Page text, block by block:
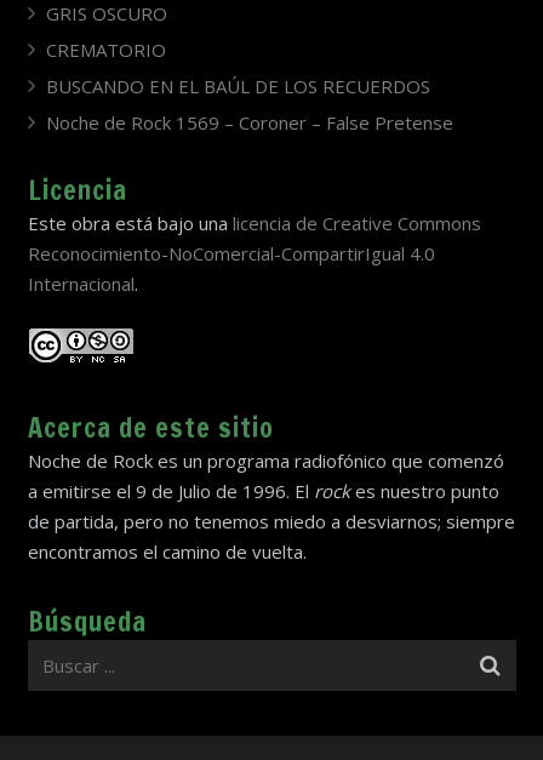
GRIS OSCURO
CREMATORIO
BUSCANDO EN EL BAÚL DE LOS RECUERDOS
Noche de Rock 1569 – Coroner – False Pretense
Licencia
Este obra está bajo una licencia de Creative Commons
Reconocimiento-NoComercial-CompartirIgual 4.0
Internacional.
Acerca de este sitio
Noche de Rock es un programa radiofónico que comenzó
a emitirse el 9 de Julio de 1996. El rockes nuestro punto
de partida, pero no tenemos miedo a desviarnos; siempre
encontramos el camino de vuelta.
Búsqueda